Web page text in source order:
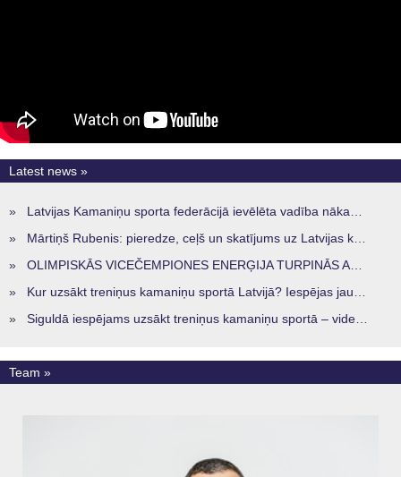
Latest news »
» Latvijas Kamaniņu sporta federācijā ievēlēta vadība nākamajam četru gadu termiņam
» Mārtiņš Rubenis: pieredze, ceļš un skatījums uz Latvijas kamaniņu sportu
» OLIMPISKĀS VICEČEMPIONES ENERĢIJA TURPINĀS ARĪ STARPSEZONĀ
» Kur uzsākt treniņus kamaniņu sportā Latvijā? Iespējas jaunajiem sportistiem visos reģionos
» Siguldā iespējams uzsākt treniņus kamaniņu sportā – vide, kur veidojas nākamā sportistu paaudze
Team »